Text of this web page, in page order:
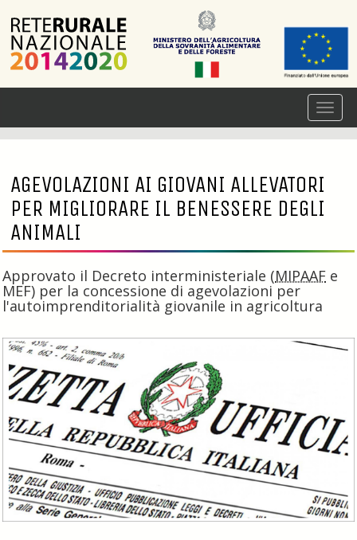
AGEVOLAZIONI AI GIOVANI ALLEVATORI
PER MIGLIORARE IL BENESSERE DEGLI
ANIMALI
Approvato il Decreto interministeriale (MIPAAF e
MEF) per la concessione di agevolazioni per
l'autoimprenditorialità giovanile in agricoltura